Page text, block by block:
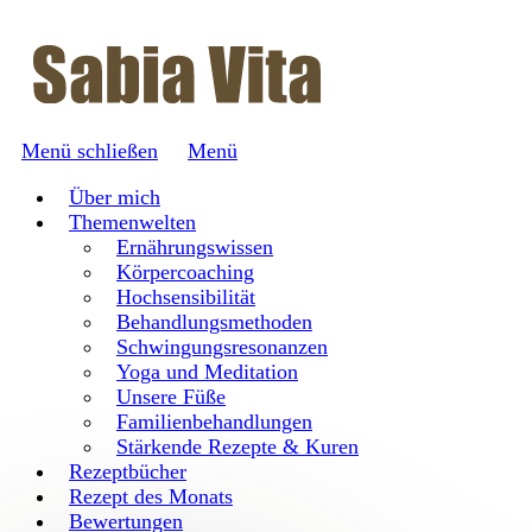
Menü schließen
Menü
Über mich
Themenwelten
Ernährungswissen
Körpercoaching
Hochsensibilität
Behandlungsmethoden
Schwingungsresonanzen
Yoga und Meditation
Unsere Füße
Familienbehandlungen
Stärkende Rezepte & Kuren
Rezeptbücher
Rezept des Monats
Bewertungen